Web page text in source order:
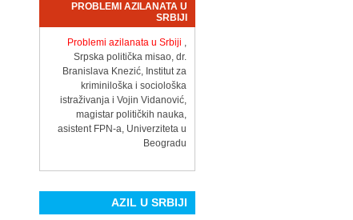
PROBLEMI AZILANATA U
SRBIJI
Problemi azilanata u Srbiji ,
Srpska politička misao, dr.
Branislava Knezić, Institut za
kriminiloška i sociološka
istraživanja i Vojin Vidanović,
magistar političkih nauka,
asistent FPN-a, Univerziteta u
Beogradu
AZIL U SRBIJI